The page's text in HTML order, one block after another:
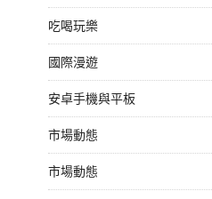
吃喝玩樂
國際漫遊
安卓手機與平板
市場動態
市場動態